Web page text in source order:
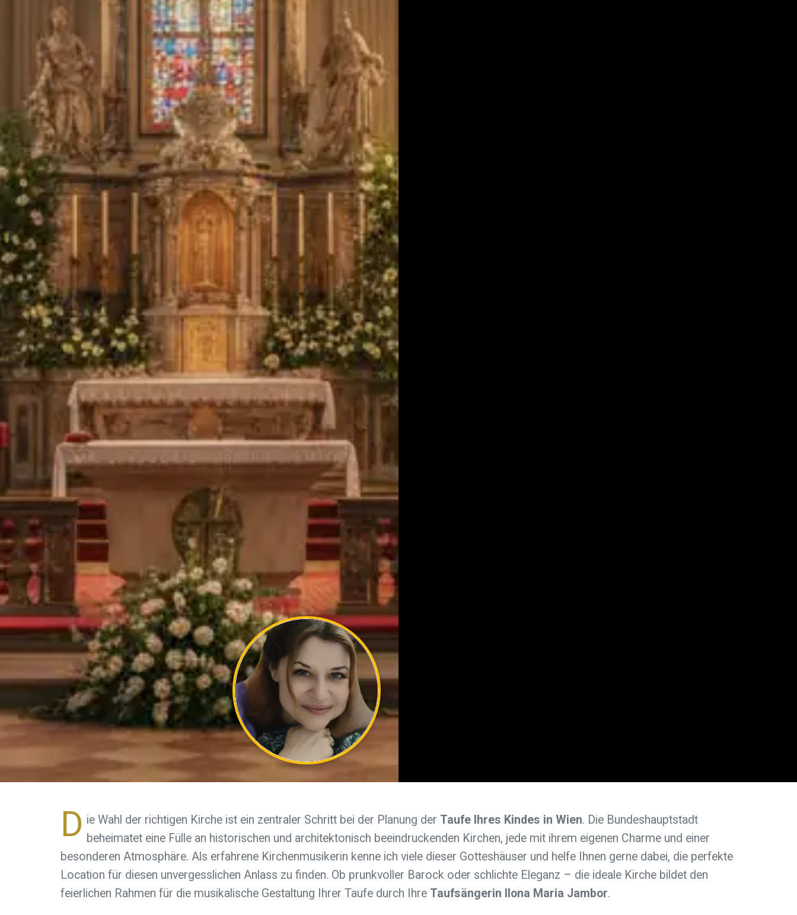
D ie Wahl der richtigen Kirche ist ein zentraler Schritt bei der Planung der Taufe Ihres Kindes in Wien. Die Bundeshauptstadt
beheimatet eine Fülle an historischen und architektonisch beeindruckenden Kirchen, jede mit ihrem eigenen Charme und einer
besonderen Atmosphäre. Als erfahrene Kirchenmusikerin kenne ich viele dieser Gotteshäuser und helfe Ihnen gerne dabei, die perfekte
Location für diesen unvergesslichen Anlass zu finden. Ob prunkvoller Barock oder schlichte Eleganz – die ideale Kirche bildet den
feierlichen Rahmen für die musikalische Gestaltung Ihrer Taufe durch Ihre Taufsängerin Ilona Maria Jambor.